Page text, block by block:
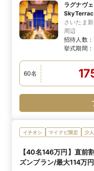
ラグナヴ
さいたま
周辺
招待人数：
挙式期間：
60名
イチオシ マイナビ限定 少
【40名146万円】直前
ズンプラン/最大114万